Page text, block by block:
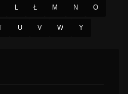
L Ł M N O
U V W Y